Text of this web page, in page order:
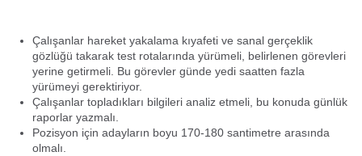
Çalışanlar hareket yakalama kıyafeti ve sanal gerçeklik
gözlüğü takarak test rotalarında yürümeli, belirlenen görevleri
yerine getirmeli. Bu görevler günde yedi saatten fazla
yürümeyi gerektiriyor.
Çalışanlar topladıkları bilgileri analiz etmeli, bu konuda günlük
raporlar yazmalı.
Pozisyon için adayların boyu 170-180 santimetre arasında
olmalı.